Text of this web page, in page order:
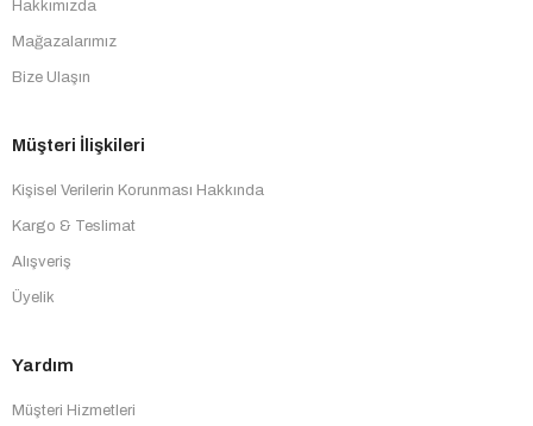
Hakkımızda
Mağazalarımız
Bize Ulaşın
Müşteri İlişkileri
Kişisel Verilerin Korunması Hakkında
Kargo & Teslimat
Alışveriş
Üyelik
Yardım
Müşteri Hizmetleri